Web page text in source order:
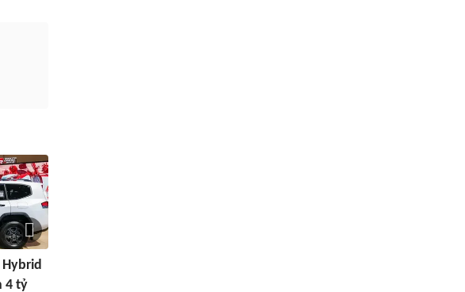
Hybrid
4 tỷ